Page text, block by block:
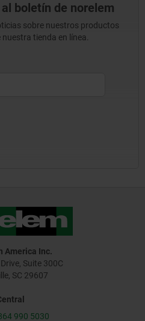
boletín de norelem
sobre nuestros productos
tienda en línea.
America Inc.
Suite 300C
SC 29607
990 5030